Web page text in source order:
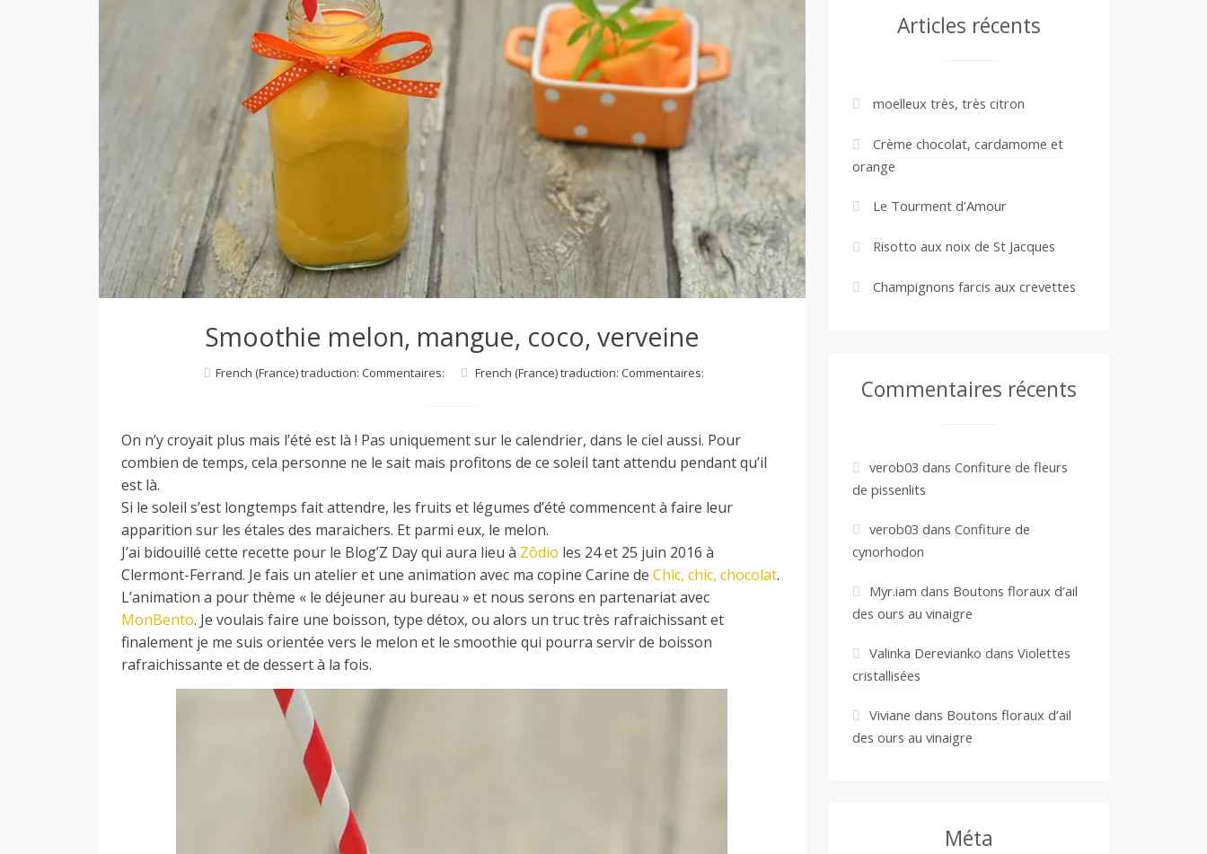
e
M
a
n
Smoothie melon, mangue, coco, verveine
French (France) traduction: Commentaires: French (France) traduction: Commentaires:
On n’y croyait plus mais l’été est là ! Pas uniquement sur le calendrier, dans le ciel aussi. Pour
combien de temps, cela personne ne le sait mais profitons de ce soleil tant attendu pendant qu’il
est là.
Si le soleil s’est longtemps fait attendre, les fruits et légumes d’été commencent à faire leur
apparition sur les étales des maraichers. Et parmi eux, le melon.
J’ai bidouillé cette recette pour le Blog’Z Day qui aura lieu à Zôdio les 24 et 25 juin 2016 à
Clermont-Ferrand. Je fais un atelier et une animation avec ma copine Carine deChic, chic, chocolat.
L’animation a pour thème « le déjeuner au bureau » et nous serons en partenariat avec
MonBento. Je voulais faire une boisson, type détox, ou alors un truc très rafraichissant et
finalement je me suis orientée vers le melon et le smoothie qui pourra servir de boisson
rafraichissante et de dessert à la fois.
Articles récents
moelleux très, très citron
Crème chocolat, cardamome et
orange
Le Tourment d’Amour
Risotto aux noix de St Jacques
Champignons farcis aux crevettes
Commentaires récents
verob03 dans Confiture de fleurs
de pissenlits
verob03 dans Confiture de
cynorhodon
Myr.iam dans Boutons floraux d’ail
des ours au vinaigre
Valinka Derevianko dans Violettes
cristallisées
Viviane dans Boutons floraux d’ail
des ours au vinaigre
Méta